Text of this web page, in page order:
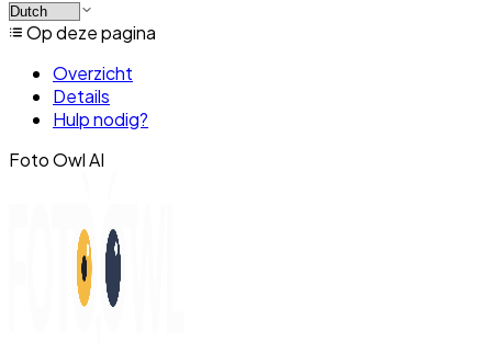
Op deze pagina
Overzicht
Details
Hulp nodig?
Foto Owl AI